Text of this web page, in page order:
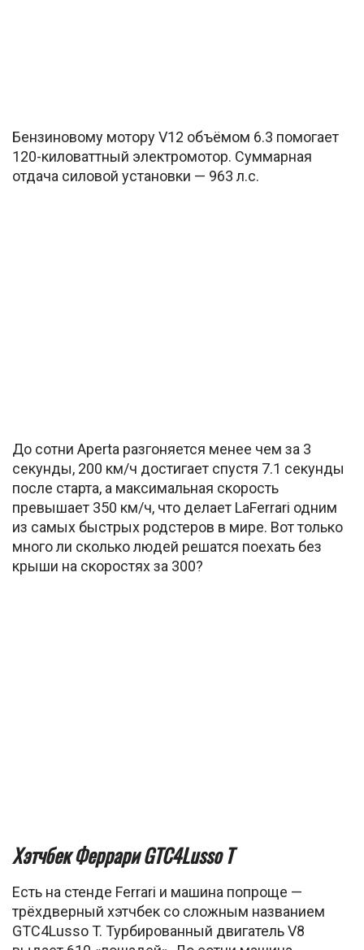
Бензиновому мотору V12 объёмом 6.3 помогает
120-киловаттный электромотор. Суммарная
отдача силовой установки — 963 л.с.
До сотни Aperta разгоняется менее чем за 3
секунды, 200 км/ч достигает спустя 7.1 секунды
после старта, а максимальная скорость
превышает 350 км/ч, что делает LaFerrari одним
из самых быстрых родстеров в мире. Вот только
много ли сколько людей решатся поехать без
крыши на скоростях за 300?
Хэтчбек Феррари GTC4Lusso T
Есть на стенде Ferrari и машина попроще —
трёхдверный хэтчбек со сложным названием
GTC4Lusso T. Турбированный двигатель V8